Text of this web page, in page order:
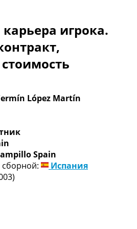
Лига
Лига
>>>
Чемпионата Мира
Лига
Лига
Таблицы групп
Лига
игрока.
López Martín
Spain
Испания